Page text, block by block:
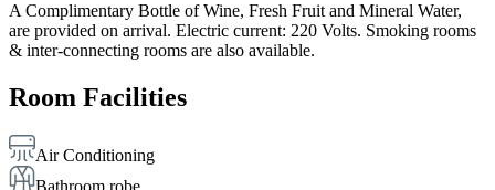
A Complimentary Bottle of Wine, Fresh Fruit and Mineral Water,
are provided on arrival. Electric current: 220 Volts. Smoking rooms
& inter-connecting rooms are also available.
Room Facilities
Air Conditioning
Bathroom robe